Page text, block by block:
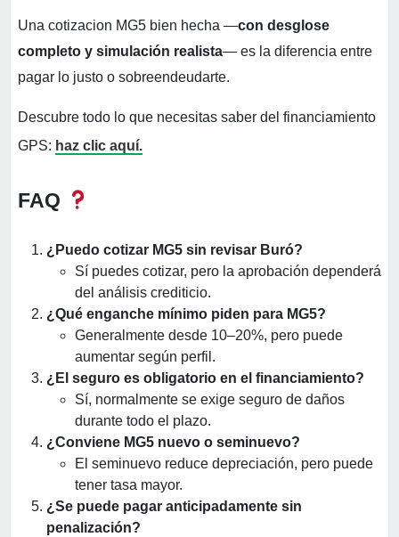
Una cotizacion MG5 bien hecha —con desglose
completo y simulación realista— es la diferencia entre
pagar lo justo o sobreendeudarte.
Descubre todo lo que necesitas saber del financiamiento
GPS: haz clic aquí.
FAQ
¿Puedo cotizar MG5 sin revisar Buró?
Sí puedes cotizar, pero la aprobación dependerá
del análisis crediticio.
¿Qué enganche mínimo piden para MG5?
Generalmente desde 10–20%, pero puede
aumentar según perfil.
¿El seguro es obligatorio en el financiamiento?
Sí, normalmente se exige seguro de daños
durante todo el plazo.
¿Conviene MG5 nuevo o seminuevo?
El seminuevo reduce depreciación, pero puede
tener tasa mayor.
¿Se puede pagar anticipadamente sin
penalización?